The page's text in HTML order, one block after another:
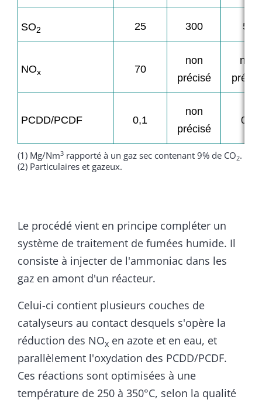
SO2 25 300 50
NOx 70
non
précisé
non
PCDD/PCDF 0,1
non
précisé
0,1
(1) Mg/Nm3 rapporté à un gaz sec contenant 9% de CO2.
(2) Particulaires et gazeux.
Le procédé vient en principe compléter un
système de traitement de fumées humide. Il
consiste à injecter de l'ammoniac dans les
gaz en amont d'un réacteur.
Celui-ci contient plusieurs couches de
catalyseurs au contact desquels s'opère la
réduction des NOx en azote et en eau, et
parallèlement l'oxydation des PCDD/PCDF.
Ces réactions sont optimisées à une
température de 250 à 350°C, selon la qualité